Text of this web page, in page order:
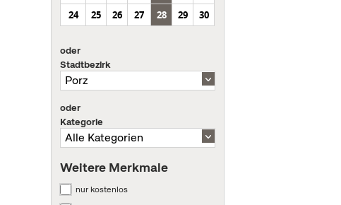
24
25 26 27 28 29 30
oder
Stadtbezirk
oder
Kategorie
Weitere Merkmale
nur kostenlos